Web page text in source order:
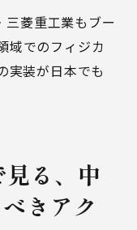
三菱重工業もブー
域でのフィジカ
実装が日本でも
る、中
きアク